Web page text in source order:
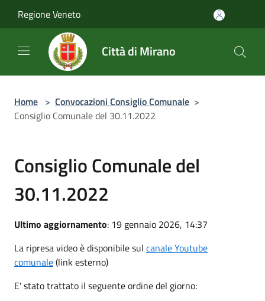
Regione Veneto
Città di Mirano
Home > Convocazioni Consiglio Comunale >
Consiglio Comunale del 30.11.2022
Consiglio Comunale del
30.11.2022
Ultimo aggiornamento: 19 gennaio 2026, 14:37
La ripresa video è disponibile sul canale Youtube
comunale(link esterno)
E' stato trattato il seguente ordine del giorno: